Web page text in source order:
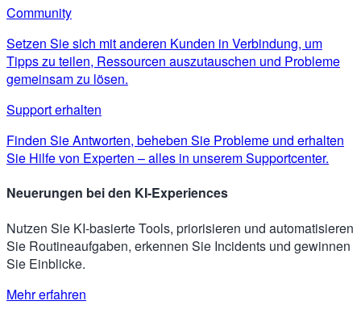
Community
Setzen Sie sich mit anderen Kunden in Verbindung, um
Tipps zu teilen, Ressourcen auszutauschen und Probleme
gemeinsam zu lösen.
Support erhalten
Finden Sie Antworten, beheben Sie Probleme und erhalten
Sie Hilfe von Experten – alles in unserem Supportcenter.
Neuerungen bei den KI-Experiences
Nutzen Sie KI-basierte Tools, priorisieren und automatisieren
Sie Routineaufgaben, erkennen Sie Incidents und gewinnen
Sie Einblicke.
Mehr erfahren